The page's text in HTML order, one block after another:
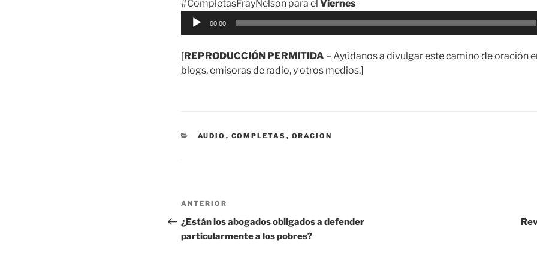
#CompletasFrayNelson para el Viernes
Reproductor
00:00
[REPRODUCCIÓN PERMITIDA – Ayúdanos a divulgar este camino de oración
blogs, emisoras de radio, y otros medios.]
CATEGORÍAS
AUDIO , COMPLETAS , ORACION
Navegación
de
entradas
Entrada
anterior:
ANTERIOR
¿Están los abogados obligados a defender
particularmente a los pobres?